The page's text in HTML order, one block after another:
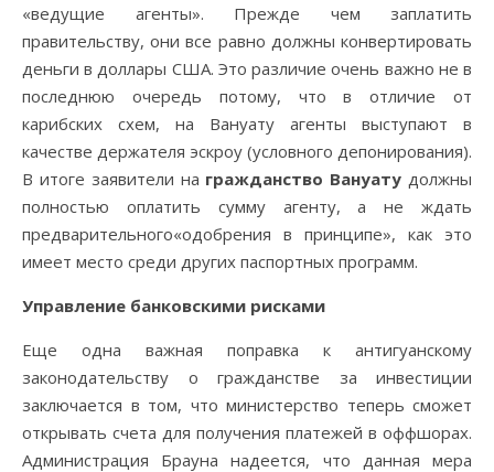
«ведущие агенты». Прежде чем заплатить
правительству, они все равно должны конвертировать
деньги в доллары США. Это различие очень важно не в
последнюю очередь потому, что в отличие от
карибских схем, на Вануату агенты выступают в
качестве держателя эскроу (условного депонирования).
В итоге заявители на гражданство Вануату должны
полностью оплатить сумму агенту, а не ждать
предварительного«одобрения в принципе», как это
имеет место среди других паспортных программ.
Управление банковскими рисками
Еще одна важная поправка к антигуанскому
законодательству о гражданстве за инвестиции
заключается в том, что министерство теперь сможет
открывать счета для получения платежей в оффшорах.
Администрация Брауна надеется, что данная мера